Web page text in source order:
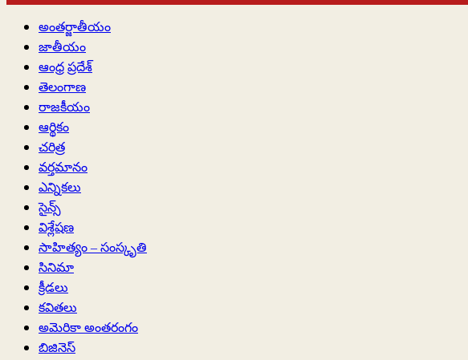
Primary
Menu
అంతర్జాతీయం
జాతీయం
ఆంధ్ర ప్రదేశ్
తెలంగాణ
రాజకీయం
ఆర్థికం
చరిత్ర
వర్తమానం
ఎన్నికలు
సైన్స్
విశ్లేషణ
సాహిత్యం – సంస్కృతి
సినిమా
క్రీడలు
కవితలు
అమెరికా అంతరంగం
బిజినెస్